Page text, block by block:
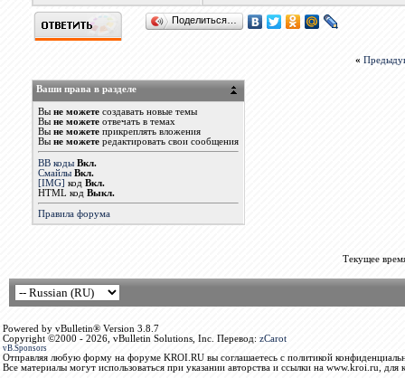
Поделиться…
«
Ваши права в разделе
Вы не можетесоздавать новые темы
Вы не можетеотвечать в темах
Вы не можетеприкреплять вложения
Вы не можетередактировать свои сообщения
BB коды Вкл.
Смайлы Вкл.
[IMG] код Вкл.
HTML код Выкл.
Правила форума
Текущее
Powered by vBulletin® Version 3.8.7
Copyright ©2000 - 2026, vBulletin Solutions, Inc. Перевод: zCarot
vB.Sponsors
Отправляя любую форму на форуме KROI.RU вы соглашаетесь с политикой
Все материалы могут использоваться при указании авторства и ссылки на www.kroi.ru, для